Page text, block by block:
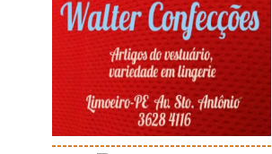
-----------------------------------------